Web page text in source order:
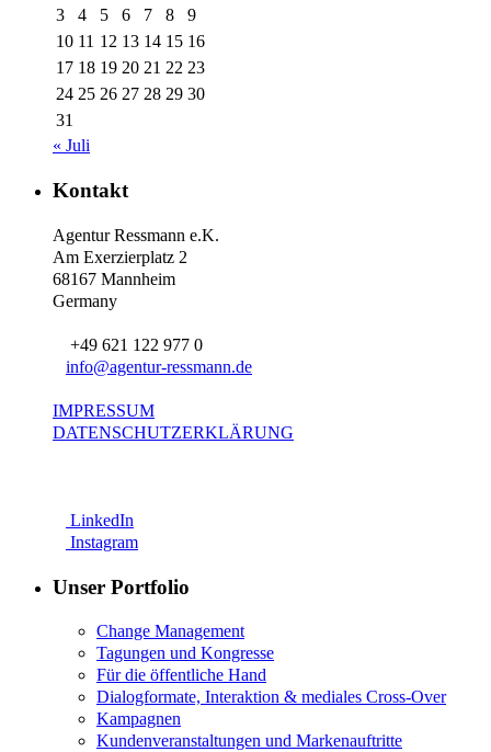
3
4 5 6 7 8
9
10 11 12 13 14 15 16
17 18 19 20 21 22 23
24 25 26 27 28 29 30
31
« Juli
Kontakt
Agentur Ressmann e.K.
Am Exerzierplatz 2
68167 Mannheim
Germany
+49 621 122 977 0
info@agentur-ressmann.de
IMPRESSUM
DATENSCHUTZERKLÄRUNG
LinkedIn
Instagram
Unser Portfolio
Change Management
Tagungen und Kongresse
Für die öffentliche Hand
Dialogformate, Interaktion & mediales Cross-Over
Kampagnen
Kundenveranstaltungen und Markenauftritte